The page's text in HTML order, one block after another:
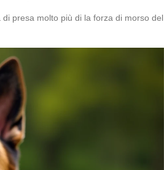
presa molto più di la forza di morso del